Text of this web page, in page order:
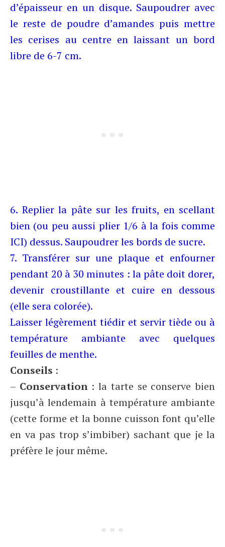
d’épaisseur en un disque. Saupoudrer avec
le reste de poudre d’amandes puis mettre
les cerises au centre en laissant un bord
libre de 6-7 cm.
6. Replier la pâte sur les fruits, en scellant
bien (ou peu aussi plier 1/6 à la fois comme
ICI) dessus. Saupoudrer les bords de sucre.
7. Transférer sur une plaque et enfourner
pendant 20 à 30 minutes : la pâte doit dorer,
devenir croustillante et cuire en dessous
(elle sera colorée).
Laisser légèrement tiédir et servir tiède ou à
température ambiante avec quelques
feuilles de menthe.
Conseils :
– Conservation: la tarte se conserve bien
jusqu’à lendemain à température ambiante
(cette forme et la bonne cuisson font qu’elle
en va pas trop s’imbiber) sachant que je la
préfère le jour même.